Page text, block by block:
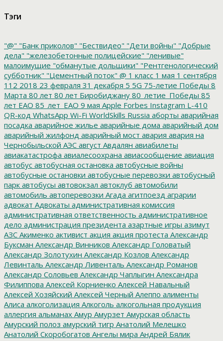
Тэги
"@" "Банк приколов" "Бествидео" "Дети войны" "Добрые
дела" "железобетонные полицейские" "ленивые"
малоимущие "обманутые дольщики" "Рентгенологический
субботник" "Цементный поток" @ 1 класс 1 мая 1 сентября
112 2018 23 февраля 31 декабря 5 5G 75-летие Победы 8
Марта 80 лет 80 лет Биробиджану 80_летие_Победы 85
лет ЕАО 85_лет_ЕАО 9 мая Apple Forbes Instagram L-410
QR-код WhatsApp Wi-Fi WorldSkills Russia аборты аварийная
посадка аварийное жилье аварийные дома аварийный дом
аварийный жилфонд аварийный мост авария авария на
Чернобыльской АЭС август Авдалян авиабилеты
авиакатастрофа авиалесоохрана авиасообщение авиация
автобус автобусная остановка автобусные войны
автобусные остановки автобусные перевозки автобусный
парк автобусы автовокзал автоклуб автомобили
автомобиль автоперевозки Агада агитпоезд аграрии
адвокат Адвокаты административная комиссия
административная ответственность административное
дело администрация президента азартные игры азимут
АЗС Акименко активист акция акция протеста Александр
Буксман Александр Винников Александр Головатый
Александр Золотухин Александр Козлов Александр
Левинталь Александр Ливенталь Александр Романов
Александр Соловьев Александр Чаплыгин Александра
Филиппова Алексей Корниенко Алексей Навальный
Алексей Хозяйский Алексей Черный Алеппо алименты
Алиса алкоголизация Алкоголь алкогольная продукция
аллергия альманах Амур Амурзет Амурская область
Амурский полоз амурский тигр Анатолий Мелешко
Анатолий Скоробогатов Ангелы мира Андрей Бялик